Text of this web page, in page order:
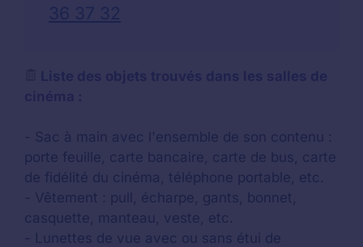
- Sac à main avec l'ensemble de son contenu :
porte feuille, carte bancaire, carte de bus, carte
de fidélité du cinéma, téléphone portable, etc.
- Vêtement : pull, écharpe, gants, bonnet,
casquette, manteau, veste, etc.
- Lunettes de vue avec ou sans étui de